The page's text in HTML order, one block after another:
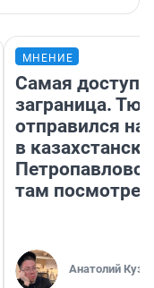
МНЕНИЕ
Самая
заграница.
отправился
в
там
Анатолий